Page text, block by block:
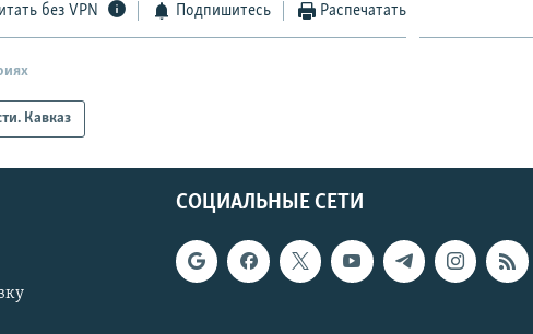
без VPN Подпишитесь Распечатать
Кавказ
СОЦИАЛЬНЫЕ СЕТИ